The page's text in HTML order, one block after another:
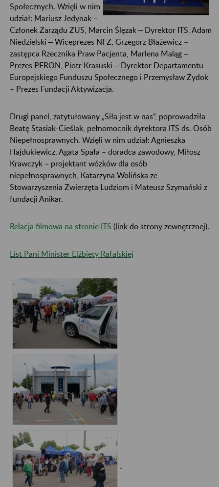
Społecznych. Wzięli w nim
udział: Mariusz Jedynak –
Członek Zarządu ZUS, Marcin Ślęzak ‒ Dyrektor ITS, Adam
Niedzielski ‒ Wiceprezes NFZ, Grzegorz Błażewicz –
zastępca Rzecznika Praw Pacjenta, Marlena Maląg ‒
Prezes PFRON, Piotr Krasuski ‒ Dyrektor Departamentu
Europejskiego Funduszu Społecznego i Przemysław Żydok
– Prezes Fundacji Aktywizacja.
Drugi panel, zatytułowany „Siła jest w nas”, poprowadziła
Beatę Stasiak-Cieślak, pełnomocnik dyrektora ITS ds. Osób
Niepełnosprawnych. Wzięli w nim udział: Agnieszka
Hajdukiewicz, Agata Spała – doradca zawodowy, Miłosz
Krawczyk – projektant wózków dla osób
niepełnosprawnych, Katarzyna Wolińska ze
Stowarzyszenia Zwierzęta Ludziom i Mateusz Szymański z
fundacji Anikar.
Relacja filmowa na stronie ITS (link do strony zewnętrznej).
List Pani Minister Elżbiety Rafalskiej